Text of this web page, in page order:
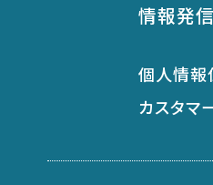
情報発信
個人情報
カスタマ